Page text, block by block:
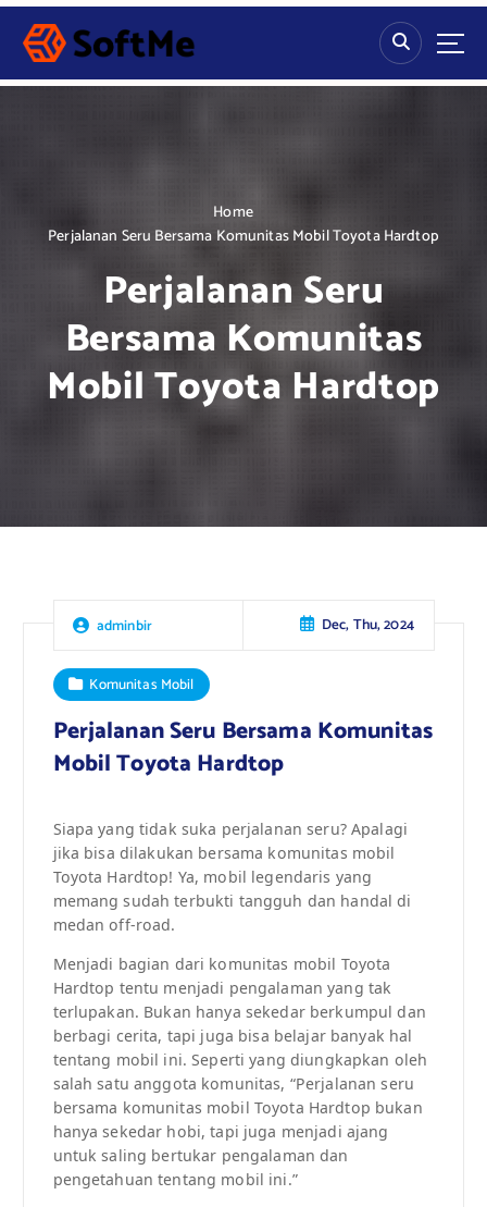
S
p
Home
Perjalanan Seru Bersama Komunitas Mobil Toyota Hardtop
Perjalanan Seru
Bersama Komunitas
Mobil Toyota Hardtop
adminbir Dec, Thu, 2024
Komunitas Mobil
Perjalanan Seru Bersama Komunitas
Mobil Toyota Hardtop
Siapa yang tidak suka perjalanan seru? Apalagi
jika bisa dilakukan bersama komunitas mobil
Toyota Hardtop! Ya, mobil legendaris yang
memang sudah terbukti tangguh dan handal di
medan off-road.
Menjadi bagian dari komunitas mobil Toyota
Hardtop tentu menjadi pengalaman yang tak
terlupakan. Bukan hanya sekedar berkumpul dan
berbagi cerita, tapi juga bisa belajar banyak hal
tentang mobil ini. Seperti yang diungkapkan oleh
salah satu anggota komunitas, “Perjalanan seru
bersama komunitas mobil Toyota Hardtop bukan
hanya sekedar hobi, tapi juga menjadi ajang
untuk saling bertukar pengalaman dan
pengetahuan tentang mobil ini.”